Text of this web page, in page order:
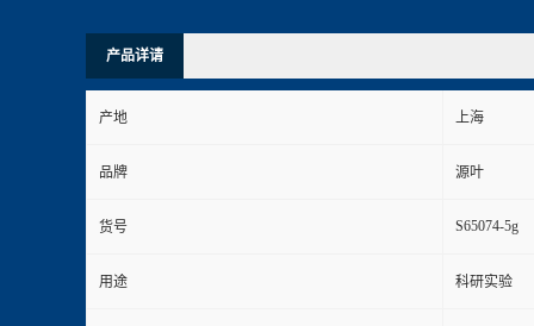
产品详请
产地 上海
品牌 源叶
货号 S65074-5g
用途 科研实验